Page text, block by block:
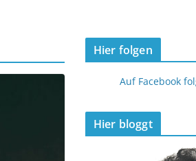
Hier folgen
Auf Facebook
Hier bloggt